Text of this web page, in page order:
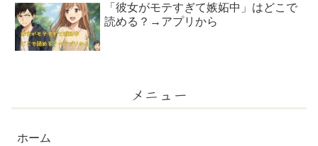
「彼女がモテすぎて嫉妬中」はどこで
読める？→アプリから
メニュー
ホーム